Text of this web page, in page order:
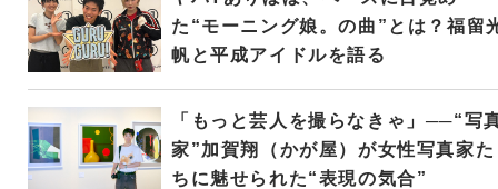
た“モーニング娘。の曲”とは？福留
帆と平成アイドルを語る
「もっと芸人を撮らなきゃ」──“写
家”加賀翔（かが屋）が女性写真家た
ちに魅せられた“表現の気合”